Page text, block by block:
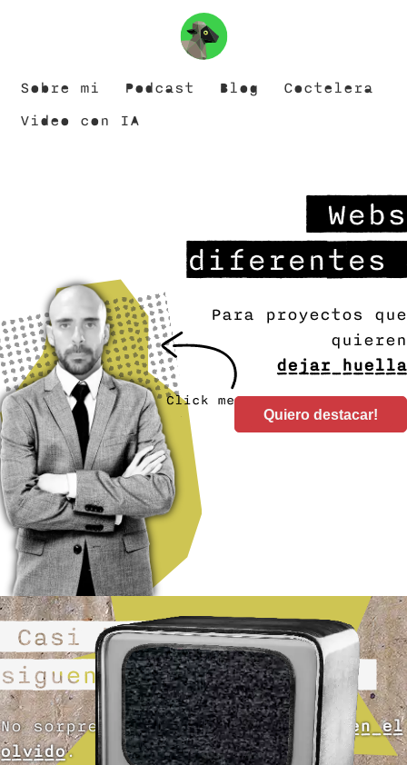
Sobre mi Podcast Blog
Coctelera
Video con IA
Webs
diferentes
Para proyectos que
quieren
dejar huella
Quiero destacar!
Casi todas las webs
siguen el mismo patrón
No sorprenden a nadie,quedando en el
olvido.